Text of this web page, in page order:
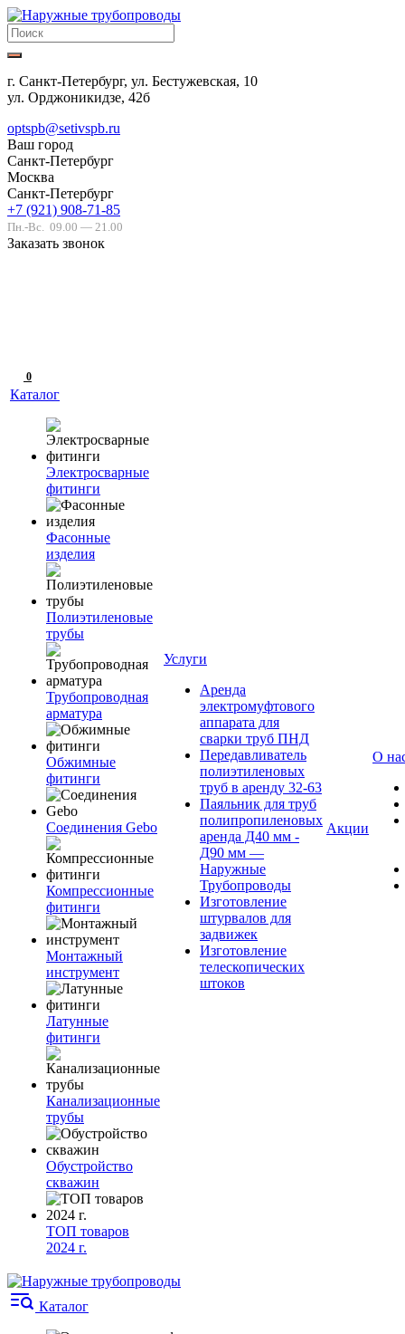
г. Санкт-Петербург, ул. Бестужевская, 10
ул. Орджоникидзе, 42б
optspb@setivspb.ru
Ваш город
Санкт-Петербург
Москва
Санкт-Петербург
+7 (921) 908-71-85
Пн.-Вс. 09.00 — 21.00
Заказать звонок
0
Каталог
Электросварные
фитинги
Фасонные
изделия
Полиэтиленовые
трубы
Трубопроводная
арматура
Обжимные
фитинги
Соединения Gebo
Компрессионные
фитинги
Монтажный
инструмент
Латунные
фитинги
Канализационные
трубы
Обустройство
скважин
ТОП товаров
2024 г.
Услуги
Аренда
электромуфтового
аппарата для
сварки труб ПНД
Передавливатель
полиэтиленовых
труб в аренду 32-63
Паяльник для труб
полипропиленовых
аренда Д40 мм -
Д90 мм —
Наружные
Трубопроводы
Изготовление
штурвалов для
задвижек
Изготовление
телескопических
штоков
Акции
О
Каталог